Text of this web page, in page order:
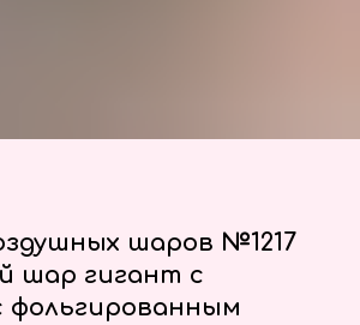
шаров №1217
шар гигант с
фольгированным